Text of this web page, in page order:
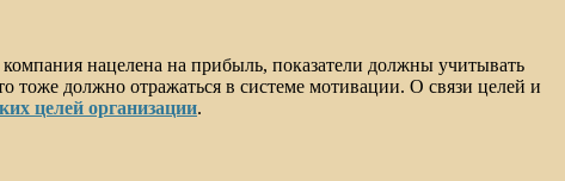
нацелена на прибыль, показатели должны учитывать
тоже должно отражаться в системе мотивации. О связи целей и
целей организации.